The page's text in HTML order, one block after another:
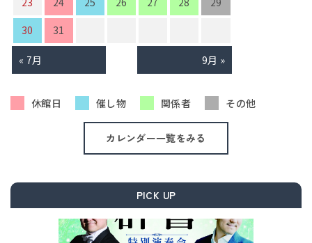
30
31
« 7月 9月 »
休館日 催し物 関係者 その他
カレンダー一覧をみる
PICK UP